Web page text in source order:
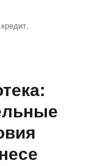
Метки
кредит,